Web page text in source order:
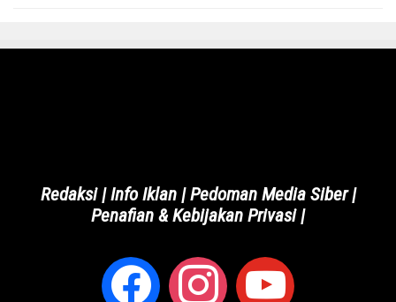
Redaksi|Info Iklan|Pedoman Media Siber|
Penafian & Kebijakan Privasi|